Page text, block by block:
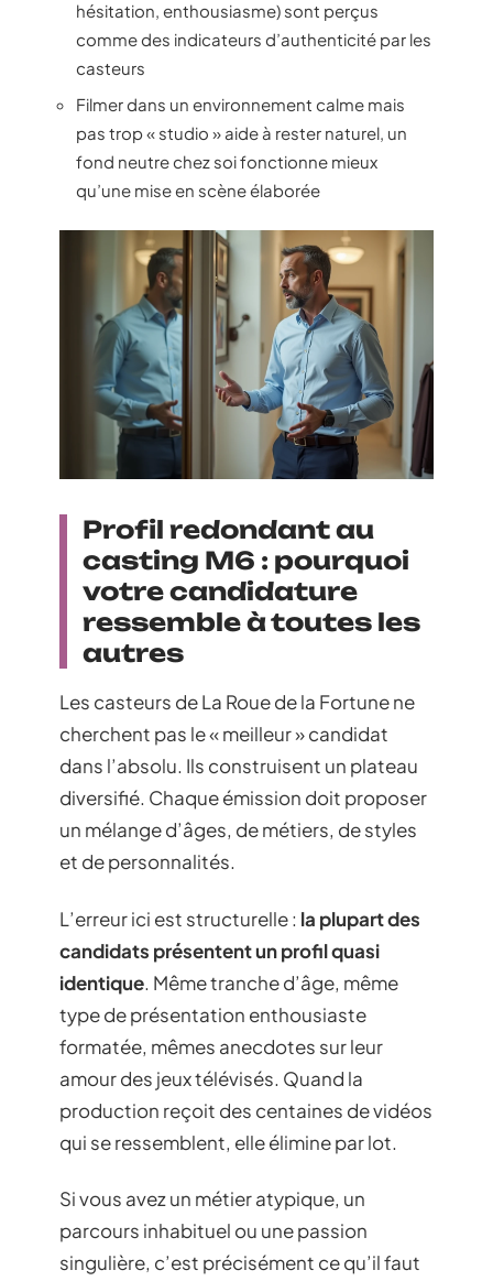
hésitation, enthousiasme) sont perçus
comme des indicateurs d’authenticité par les
casteurs
Filmer dans un environnement calme mais
pas trop « studio » aide à rester naturel, un
fond neutre chez soi fonctionne mieux
qu’une mise en scène élaborée
Profil redondant au
casting M6 : pourquoi
votre candidature
ressemble à toutes les
autres
Les casteurs de La Roue de la Fortune ne
cherchent pas le « meilleur » candidat
dans l’absolu. Ils construisent un plateau
diversifié. Chaque émission doit proposer
un mélange d’âges, de métiers, de styles
et de personnalités.
L’erreur ici est structurelle : la plupart des
candidats présentent un profil quasi
identique. Même tranche d’âge, même
type de présentation enthousiaste
formatée, mêmes anecdotes sur leur
amour des jeux télévisés. Quand la
production reçoit des centaines de vidéos
qui se ressemblent, elle élimine par lot.
Si vous avez un métier atypique, un
parcours inhabituel ou une passion
singulière, c’est précisément ce qu’il faut